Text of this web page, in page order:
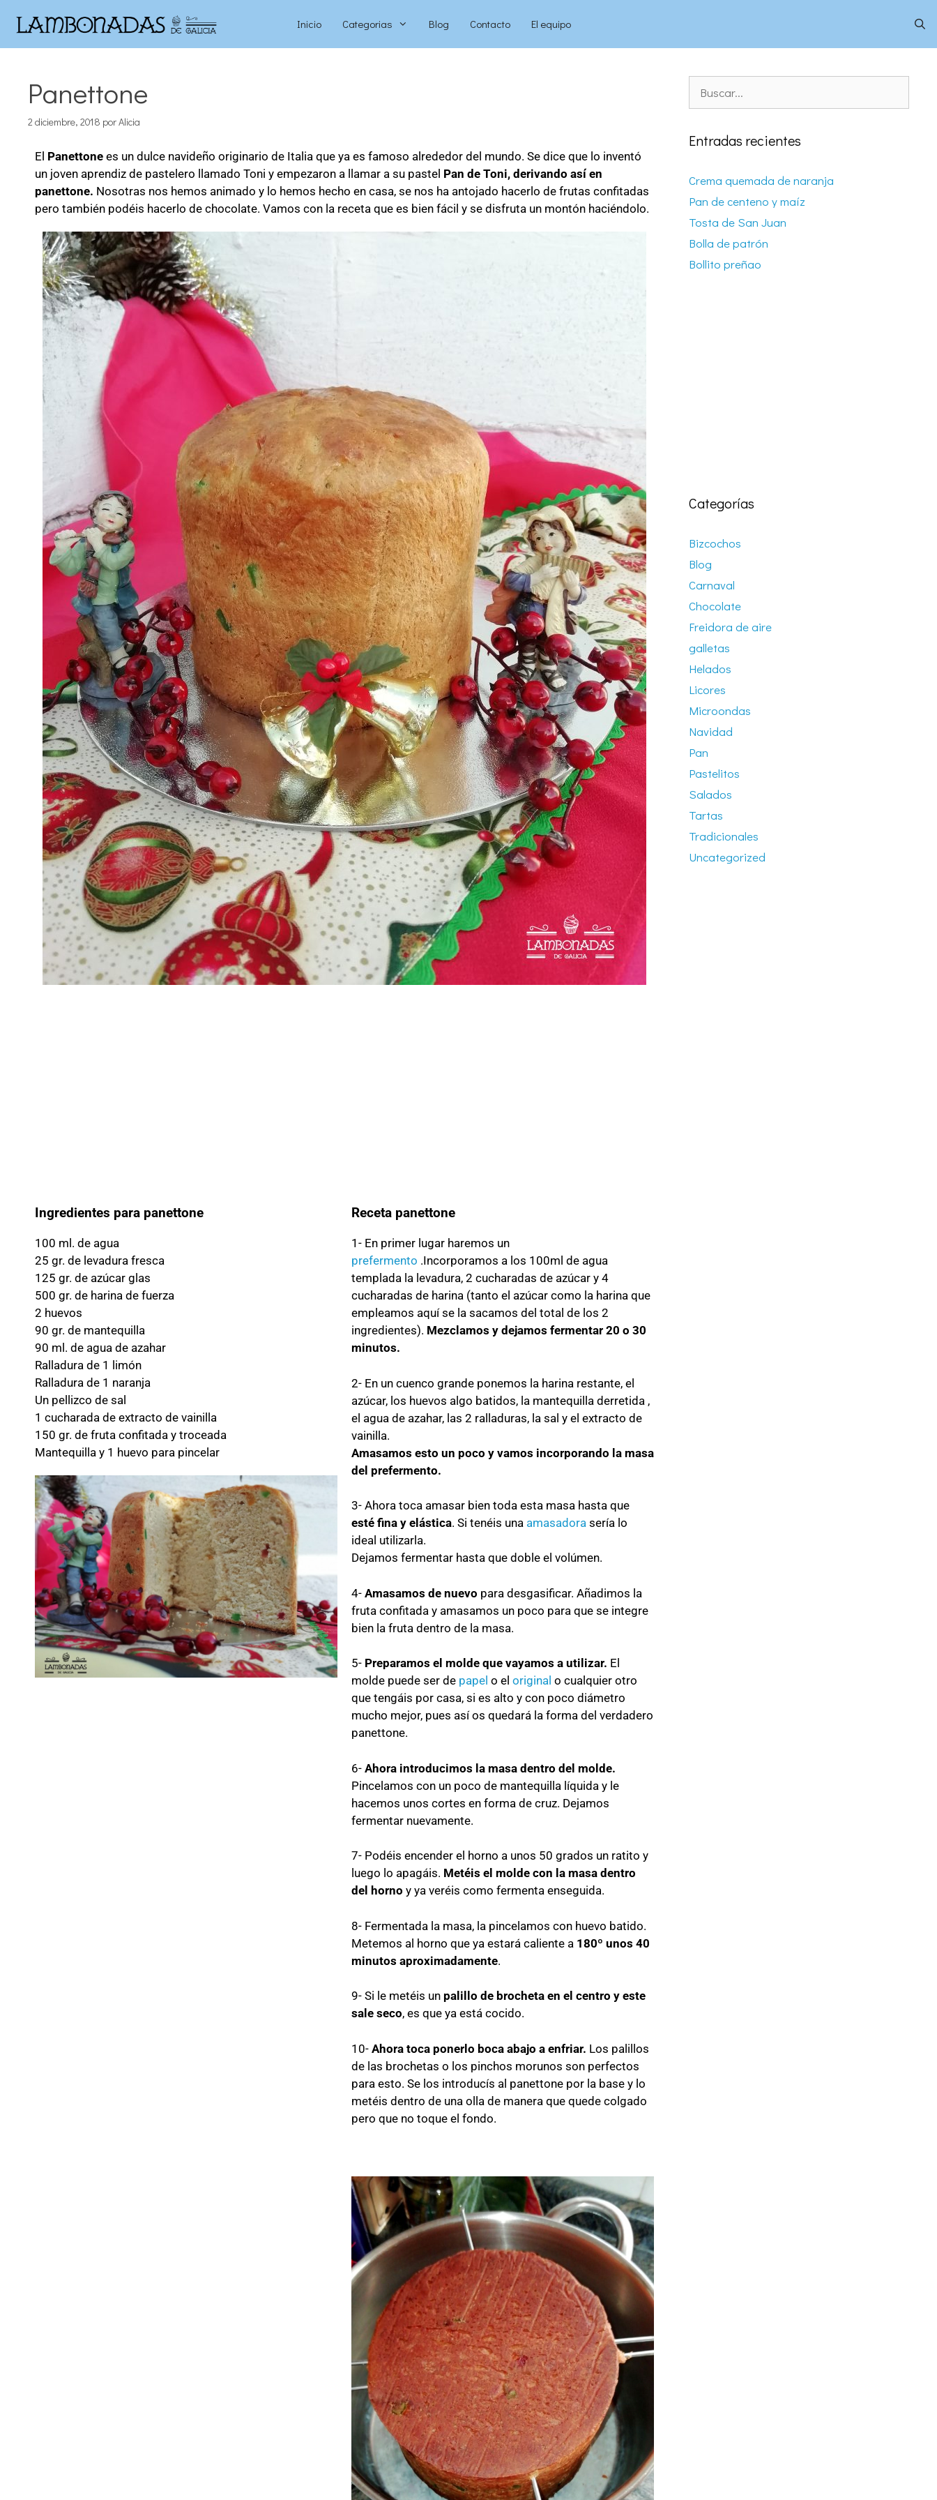
Inicio Categorias Blog Contacto El equipo
Panettone
2 diciembre, 2018 porAlicia
El Panettone es un dulce navideño originario de Italia que ya es famoso alrededor del mundo. Se dice que lo inventó
un joven aprendiz de pastelero llamado Toni y empezaron a llamar a su pastel Pan de Toni, derivando así en
panettone. Nosotras nos hemos animado y lo hemos hecho en casa, se nos ha antojado hacerlo de frutas confitadas
pero también podéis hacerlo de chocolate. Vamos con la receta que es bien fácil y se disfruta un montón haciéndolo.
Ingredientes para panettone
100 ml. de agua
25 gr. de levadura fresca
125 gr. de azúcar glas
500 gr. de harina de fuerza
2 huevos
90 gr. de mantequilla
90 ml. de agua de azahar
Ralladura de 1 limón
Ralladura de 1 naranja
Un pellizco de sal
1 cucharada de extracto de vainilla
150 gr. de fruta confitada y troceada
Mantequilla y 1 huevo para pincelar
Receta panettone
1- En primer lugar haremos un
prefermento .Incorporamos a los 100ml de agua
templada la levadura, 2 cucharadas de azúcar y 4
cucharadas de harina (tanto el azúcar como la harina que
empleamos aquí se la sacamos del total de los 2
ingredientes). Mezclamos y dejamos fermentar 20 o 30
minutos.
2- En un cuenco grande ponemos la harina restante, el
azúcar, los huevos algo batidos, la mantequilla derretida ,
el agua de azahar, las 2 ralladuras, la sal y el extracto de
vainilla.
Amasamos esto un poco y vamos incorporando la masa
del prefermento.
3- Ahora toca amasar bien toda esta masa hasta que
esté fina y elástica. Si tenéis una amasadora sería lo
ideal utilizarla.
Dejamos fermentar hasta que doble el volúmen.
4- Amasamos de nuevo para desgasificar. Añadimos la
fruta confitada y amasamos un poco para que se integre
bien la fruta dentro de la masa.
5- Preparamos el molde que vayamos a utilizar. El
molde puede ser de papel o el original o cualquier otro
que tengáis por casa, si es alto y con poco diámetro
mucho mejor, pues así os quedará la forma del verdadero
panettone.
6- Ahora introducimos la masa dentro del molde.
Pincelamos con un poco de mantequilla líquida y le
hacemos unos cortes en forma de cruz. Dejamos
fermentar nuevamente.
7- Podéis encender el horno a unos 50 grados un ratito y
luego lo apagáis. Metéis el molde con la masa dentro
del horno y ya veréis como fermenta enseguida.
8- Fermentada la masa, la pincelamos con huevo batido.
Metemos al horno que ya estará caliente a 180º unos 40
minutos aproximadamente.
9- Si le metéis un palillo de brocheta en el centro y este
sale seco, es que ya está cocido.
10- Ahora toca ponerlo boca abajo a enfriar. Los palillos
de las brochetas o los pinchos morunos son perfectos
para esto. Se los introducís al panettone por la base y lo
metéis dentro de una olla de manera que quede colgado
pero que no toque el fondo.
Entradas recientes
Crema quemada de naranja
Pan de centeno y maíz
Tosta de San Juan
Bolla de patrón
Bollito preñao
Categorías
Bizcochos
Blog
Carnaval
Chocolate
Freidora de aire
galletas
Helados
Licores
Microondas
Navidad
Pan
Pastelitos
Salados
Tartas
Tradicionales
Uncategorized